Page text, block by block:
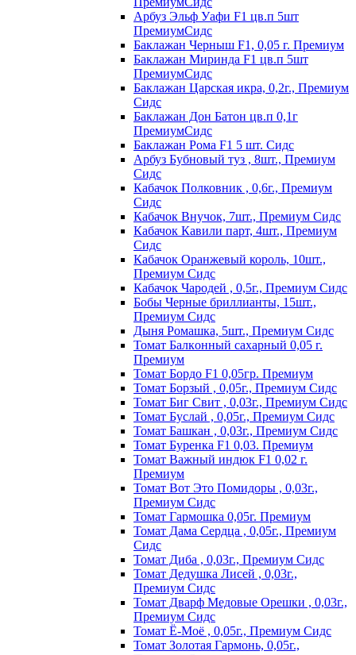
Арбуз Эльф Уафи F1 цв.п 5шт
ПремиумСидс
Баклажан Черныш F1, 0,05 г. Премиум
Баклажан Миринда F1 цв.п 5шт
ПремиумСидс
Баклажан Царская икра, 0,2г., Премиум
Сидс
Баклажан Дон Батон цв.п 0,1г
ПремиумСидс
Баклажан Рома F1 5 шт. Сидс
Арбуз Бубновый туз , 8шт., Премиум
Сидс
Кабачок Полковник , 0,6г., Премиум
Сидс
Кабачок Внучок, 7шт., Премиум Сидс
Кабачок Кавили парт, 4шт., Премиум
Сидс
Кабачок Оранжевый король, 10шт.,
Премиум Сидс
Кабачок Чародей , 0,5г., Премиум Сидс
Бобы Черные бриллианты, 15шт.,
Премиум Сидс
Дыня Ромашка, 5шт., Премиум Сидс
Томат Бaлкoнный caxapный 0,05 г.
Пpeмиyм
Томат Бордо F1 0,05гр. Премиум
Томат Борзый , 0,05г., Премиум Сидс
Томат Биг Свит , 0,03г., Премиум Сидс
Томат Буслай , 0,05г., Премиум Сидс
Томат Башкан , 0,03г., Премиум Сидс
Томат Буренка F1 0,03. Премиум
Томат Baжный индюк F1 0,02 г.
Пpeмиyм
Томат Вот Это Помидоры , 0,03г.,
Премиум Сидс
Томат Гармошка 0,05г. Премиум
Томат Дама Сердца , 0,05г., Премиум
Сидс
Томат Диба , 0,03г., Премиум Сидс
Томат Дедушка Лисей , 0,03г.,
Премиум Сидс
Томат Дварф Медовые Орешки , 0,03г.,
Премиум Сидс
Томат Ё-Моё , 0,05г., Премиум Сидс
Томат Золотая Гармонь, 0,05г.,